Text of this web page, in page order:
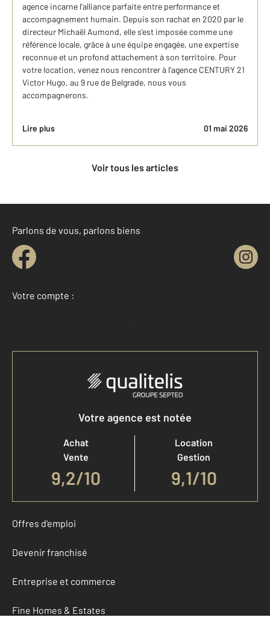
agence incarne l’alliance parfaite entre performance et
accompagnement humain. Depuis son rachat en 2020 par le
directeur Michaël Aumond, elle s’est imposée comme une
référence locale, grâce à une équipe engagée, une expertise
reconnue et un profond attachement à son territoire. Pour
votre location, venez nous rencontrer à l'agence CENTURY 21
Victor Hugo, au 9 rue de Belgrade, nous vous
accompagnerons.
Lire plus 01 mai 2026
Voir tous les articles
Parlons de vous, parlons biens
Votre compte :
Accéder à mon compte
Votre agence est notée
Achat
Vente
9,2/10
Location
Gestion
9,1/10
Offres d'emploi
Devenir franchisé
Entreprise et commerce
Fine Homes & Estates